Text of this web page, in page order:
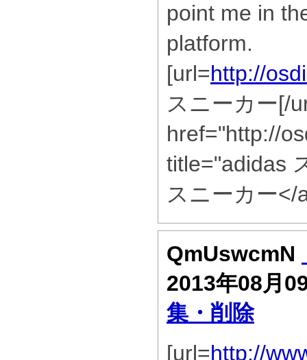
point me in
platform.
[url=http://
スニーカー[/
href="http://
title="adidas
スニーカー</
QmUswcmN
2013年08月
集・削除
[url=http://